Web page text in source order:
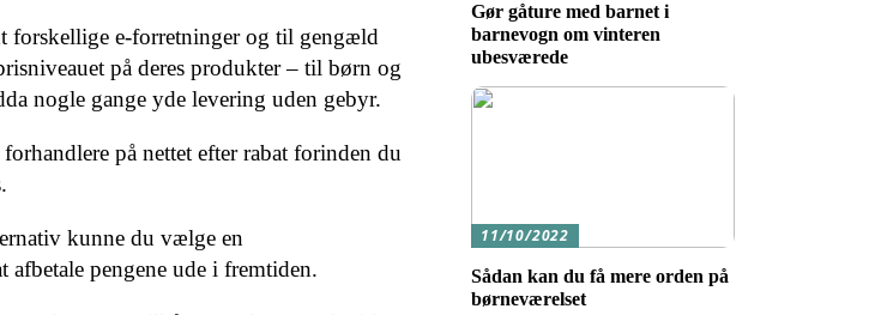
forskellige e-forretninger og til gengæld
på deres produkter – til børn og
nogle gange yde levering uden gebyr.
på nettet efter rabat forinden du
kunne du vælge en
pengene ude i fremtiden.
Gør gåture med barnet i
barnevogn om vinteren
ubesværede
11/10/2022
Sådan kan du få mere orden på
børneværelset